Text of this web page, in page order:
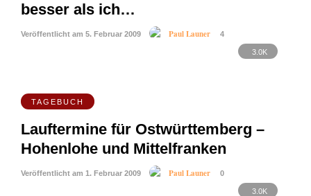
besser als ich…
Veröffentlicht am 5. Februar 2009 Paul Launer 4
3.0K
TAGEBUCH
Lauftermine für Ostwürttemberg –
Hohenlohe und Mittelfranken
Veröffentlicht am 1. Februar 2009 Paul Launer 0
3.0K